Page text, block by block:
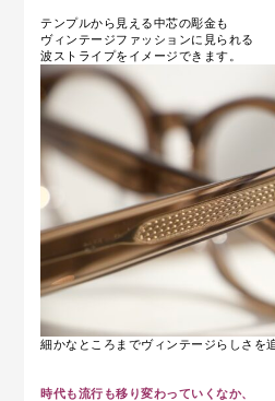
テンプルから見える中芯の彫金も
ヴィンテージファッションに見られる
波ストライプをイメージできます。
細かなところまでヴィンテージらしさを
時代も流行も移り変わっていくなか、